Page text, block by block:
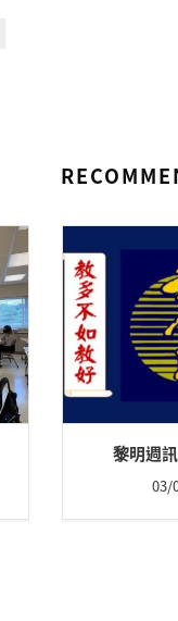
黎明週
03/